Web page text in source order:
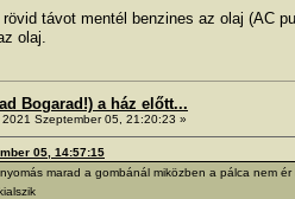
távot mentél benzines az olaj (AC
olaj.
Bogarad!) a ház előtt...
2021 Szeptember 05, 21:20:23 »
05, 14:57:15
marad a gombánál miközben a pálca nem